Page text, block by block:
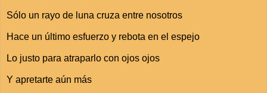
Sólo un rayo de luna cruza entre nosotros
Hace un último esfuerzo y rebota en el espejo
Lo justo para atraparlo con ojos ojos
Y apretarte aún más